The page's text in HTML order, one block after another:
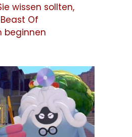
wissen sollten,
Of
beginnen